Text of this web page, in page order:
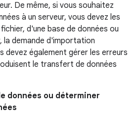
De même, si vous souhaitez
à un serveur, vous devez les
d'une base de données ou
la demande d'importation
devez également gérer les erreurs
le transfert de données
données ou déterminer